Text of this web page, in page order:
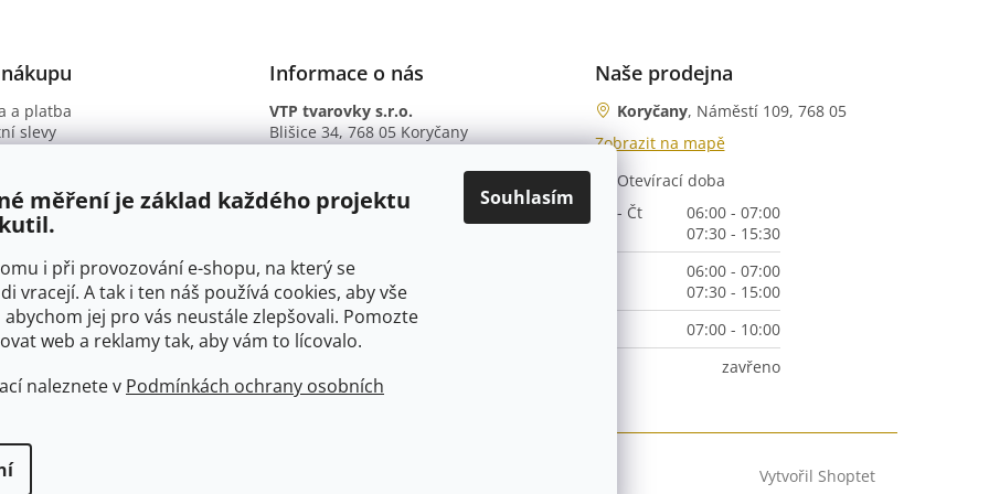
měření je základ každého projektu
i při provozování e-shopu, na který se
vracejí. A tak i ten náš používá cookies, aby vše
jej pro vás neustále zlepšovali. Pomozte
web a reklamy tak, aby vám to lícovalo.
naleznete v Podmínkách ochrany osobních
Souhlasím
p
s
u
a platba
slevy
ochrany osobních údajů
Informace o nás
VTP tvarovky s.r.o.
Blišice 34, 768 05 Koryčany
B. ú.: 2301934375/2010 (Fio banka)
Naše prodejna
Koryčany, Náměstí 109, 768 05
Zobrazit na mapě
Otevírací doba
Po - Čt
06:00 - 07:00
07:30 - 15:30
06:00 - 07:00
07:30 - 15:00
07:00 - 10:00
zavřeno
Vytvořil Shoptet